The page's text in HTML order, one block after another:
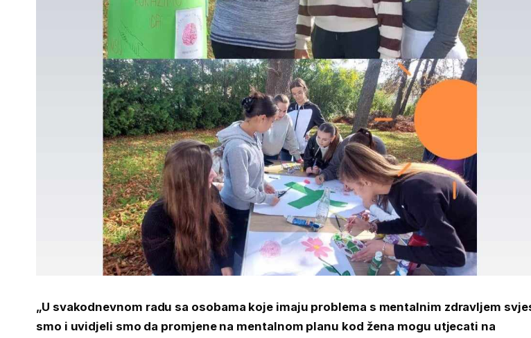
„U svakodnevnom radu sa osobama koje imaju problema s mentalnim zdravljem
smo i uvidjeli smo da promjene na mentalnom planu kod žena mogu utjecati na